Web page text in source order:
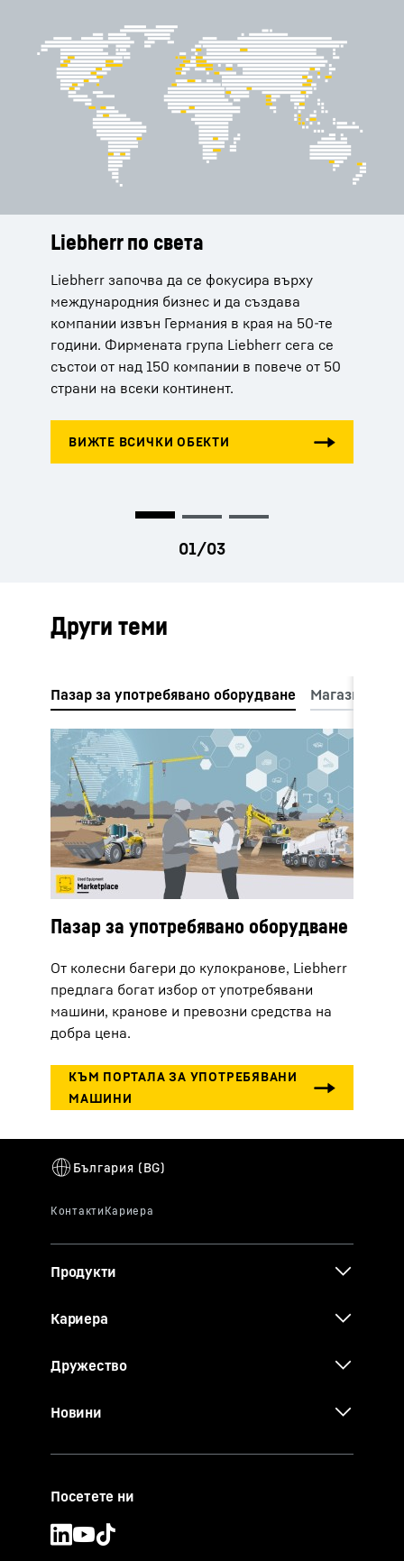
Liebherr по света
Liebherr започва да се фокусира върху
международния бизнес и да създава
компании извън Германия в края на 50-те
години. Фирмената група Liebherr сега се
състои от над 150 компании в повече от 50
страни на всеки континент.
Услуги
Освен висококачествени продукти, Liebherr
предлага на клиентите си решения,
съобразени с техните нужди. Независимо
дали става въпрос за поръчки на резервни
части, производствени лицензи или
телеметрични системи – Liebherr означава
История
С изобретяването на кулокрана през 1949 г.
Ханс Либхер полага основите на успеха на
фирмената група Liebherr.
Други теми
Пазар за употребявано оборудване
От колесни багери до кулокранове, Liebherr
предлага богат избор от употребявани
машини, кранове и превозни средства на
добра цена.
Продукти
Кариера
Дружество
Новини
Посетете ни